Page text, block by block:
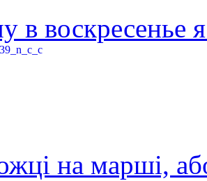
в воскресенье
на марші,